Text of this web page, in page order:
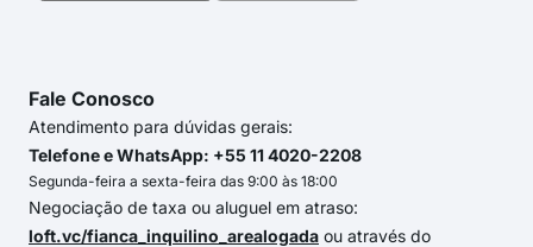
Fale Conosco
Atendimento para dúvidas gerais:
Telefone e WhatsApp: +55 11 4020-2208
Segunda-feira a sexta-feira das 9:00 às 18:00
Negociação de taxa ou aluguel em atraso:
loft.vc/fianca_inquilino_arealogada ou através do